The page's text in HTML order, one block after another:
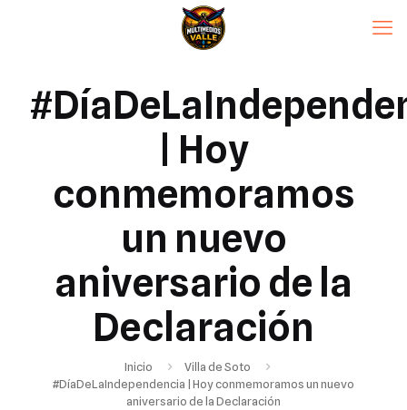
| Hoy
conmemoramos
un nuevo
aniversario de la
Declaración
Inicio
Villa de Soto
#DíaDeLaIndependencia | Hoy conmemoramos un nuevo
aniversario de la Declaración